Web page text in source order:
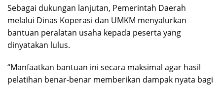
Sebagai dukungan lanjutan, Pemerintah Daerah
melalui Dinas Koperasi dan UMKM menyalurkan
bantuan peralatan usaha kepada peserta yang
dinyatakan lulus.
“Manfaatkan bantuan ini secara maksimal agar hasil
pelatihan benar-benar memberikan dampak nyata bagi